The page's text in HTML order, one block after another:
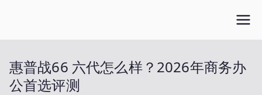
惠普战66 六代怎么样？2026年商务办
公首选评测